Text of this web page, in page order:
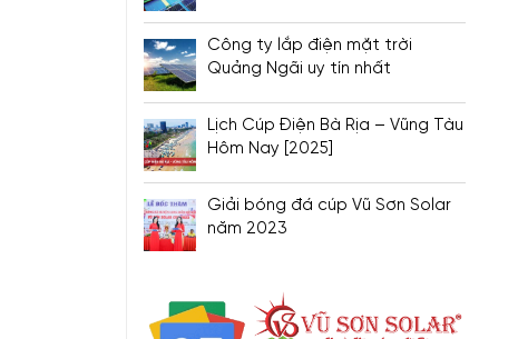
Công ty lắp điện mặt trời
Quảng Ngãi uy tín nhất
Lịch Cúp Điện Bà Rịa – Vũng Tàu
Hôm Nay [2025]
Giải bóng đá cúp Vũ Sơn Solar
năm 2023